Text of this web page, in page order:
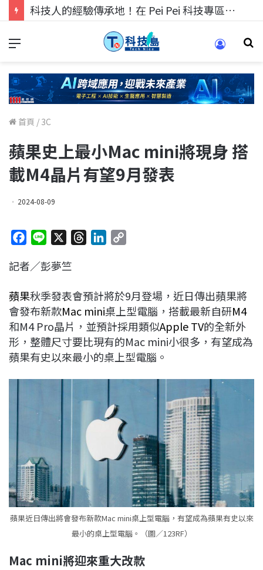
科技人找工作，就到TECH+ 科技專區!
首頁 / 3C
蘋果史上最小Mac mini將現身 搭
載M4晶片有望9月發表
2024-08-09
c
b
o
o
k
n
a
d
s
e
d
I
n
L
i
n
k
記者／彭夢竺
蘋果秋季發表會預計將於9月登場，近日傳出蘋果將
會發布新款Mac mini桌上型電腦，搭載最新自研M4
和M4 Pro晶片，並預計採用類似Apple TV的全新外
形，整體尺寸要比現有的Mac mini小很多，有望成為
蘋果有史以來最小的桌上型電腦。
蘋果近日傳出將會發布新款Mac mini桌上型電腦，有望成為蘋果有史以來
最小的桌上型電腦。（圖／123RF）
Mac mini將迎來重大改款